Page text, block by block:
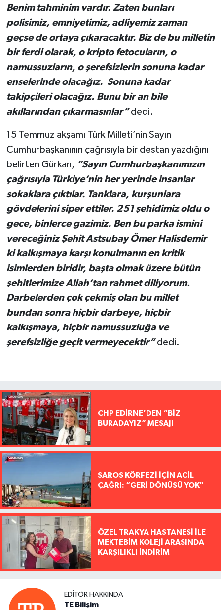
Benim tahminim vardır. Zaten bunları
polisimiz, emniyetimiz, adliyemiz zaman
geçse de ortaya çıkaracaktır. Biz de bu milletin
bir ferdi olarak, o kripto fetocuların, o
namussuzların, o şerefsizlerin sonuna kadar
enselerinde olacağız. Sonuna kadar
takipçileri olacağız. Bunu bir an bile
akıllarından çıkarmasınlar”dedi.
15 Temmuz akşamı Türk Milleti’nin Sayın
Cumhurbaşkanının çağrısıyla bir destan yazdığını
belirten Gürkan, “Sayın Cumhurbaşkanımızın
çağrısıyla Türkiye’nin her yerinde insanlar
sokaklara çıktılar. Tanklara, kurşunlara
gövdelerini siper ettiler. 251 şehidimiz oldu o
gece, binlerce gazimiz. Ben bu parka ismini
vereceğiniz Şehit Astsubay Ömer Halisdemir
ki kalkışmaya karşı konulmanın en kritik
isimlerden biridir, başta olmak üzere bütün
şehitlerimize Allah’tan rahmet diliyorum.
Darbelerden çok çekmiş olan bu millet
bundan sonra hiçbir darbeye, hiçbir
kalkışmaya, hiçbir namussuzluğa ve
şerefsizliğe geçit vermeyecektir”dedi.
CHP EDİRNE’DEN “BİZ
BURADAYIZ” MESAJI
SAROS KÖRFEZİ İÇİN ACİL
ÇAĞRI: “GERİ DÖNÜŞÜ YOK"
ÖZEL TRAKYA HASTANESİ İLE
MEKTEBİM KOLEJİ ARASINDA
KARŞILIKLI İNDİRİM
EDITÖR HAKKINDA
TE Bilişim